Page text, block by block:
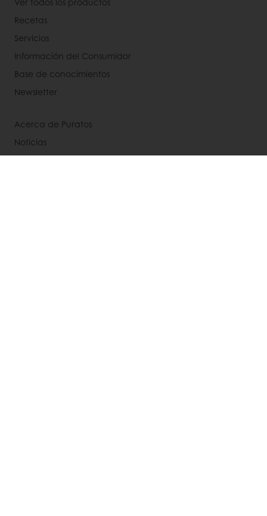
Recetas
Servicios
Información del Consumidor
Base de conocimientos
Newsletter
Acerca de Puratos
Noticias